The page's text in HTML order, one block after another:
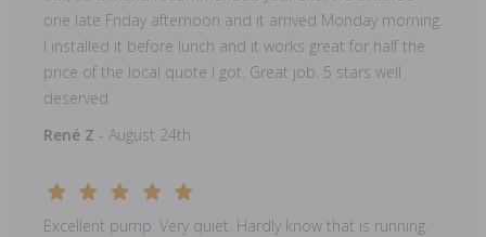
one late Friday afternoon and it arrived Monday morning.
I installed it before lunch and it works great for half the
price of the local quote I got. Great job. 5 stars well
deserved
René Z - August 24th
Excellent pump. Very quiet. Hardly know that is running.